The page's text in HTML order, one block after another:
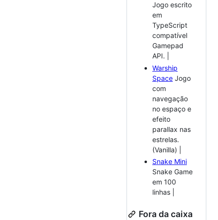
Jogo escrito
em
TypeScript
compatível
Gamepad
API. |
Warship
Space Jogo
com
navegação
no espaço e
efeito
parallax nas
estrelas.
(Vanilla) |
Snake Mini
Snake Game
em 100
linhas |
Fora da caixa